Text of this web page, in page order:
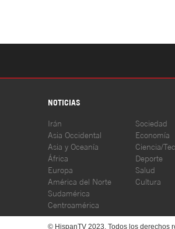
NOTICIAS
Irán
Asia Occidental
Asia y Oceanía
África
Europa
América del Norte
Sudamérica
Centroamérica
Sociedad
Economía
Ciencia/Tec
Deporte
Salud
Cultura
© HispanTV 2023. Todos los derechos